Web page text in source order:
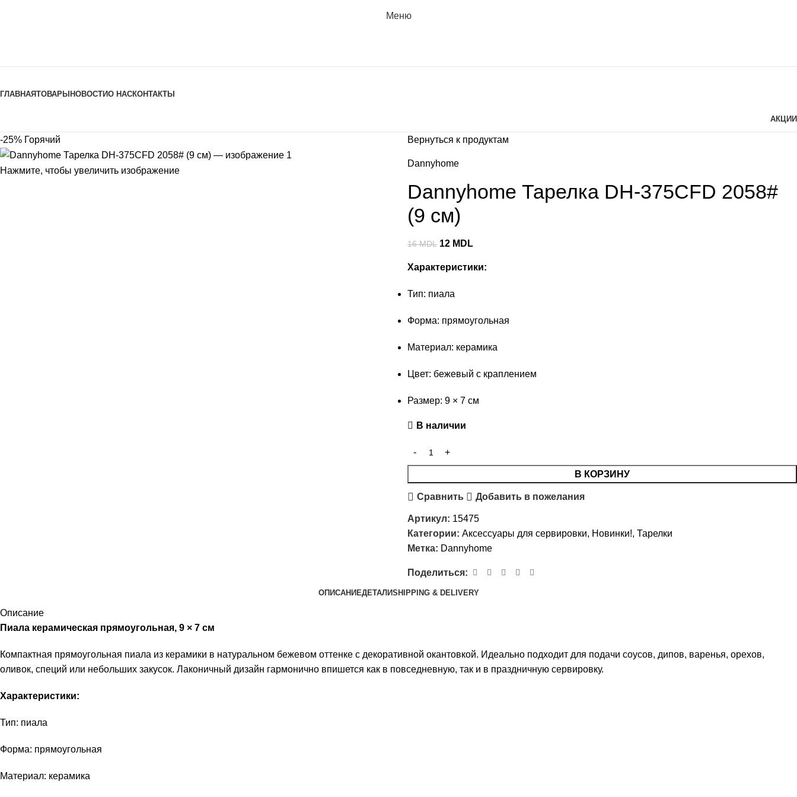
Меню
ГЛАВНАЯТОВАРЫНОВОСТИО НАСКОНТАКТЫ
АКЦИИ
-25% Горячий
Нажмите, чтобы увеличить изображение
Вернуться к продуктам
Dannyhome
Dannyhome Тарелка DH-375CFD 2058#
(9 см)
16MDL 12 MDL
Характеристики:
Тип: пиала
Форма: прямоугольная
Материал: керамика
Цвет: бежевый с краплением
Размер: 9 × 7 см
В наличии
В КОРЗИНУ
Сравнить Добавить в пожелания
Артикул: 15475
Категории: Аксессуары для сервировки, Новинки!, Тарелки
Метка: Dannyhome
Поделиться:
ОПИСАНИЕДЕТАЛИSHIPPING & DELIVERY
Описание
Пиала керамическая прямоугольная, 9 × 7 см
Компактная прямоугольная пиала из керамики в натуральном бежевом оттенке с декоративной окантовкой. Идеально подходит для подачи соусов, дипов, варенья, орехов,
оливок, специй или небольших закусок. Лаконичный дизайн гармонично впишется как в повседневную, так и в праздничную сервировку.
Характеристики:
Тип: пиала
Форма: прямоугольная
Материал: керамика